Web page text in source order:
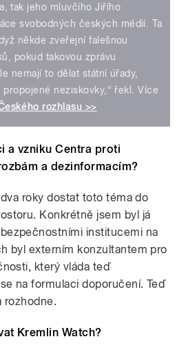
tak jeho mluvčího Jiřího
svobodných českých médií. Ta
někde zveřejní falešnou
pokud takovou zprávu
nemají to dělat státní úřady,
neziskovky,“ řekl. Více
rozhlasu >>
a vzniku Centra proti
a dezinformacím?
roky dostat toto téma do
Konkrétně jsem byl já
institucemi na
byl externím konzultantem pro
který vláda teď
na formulaci doporučení. Teď
rozhodne.
Kremlin Watch?